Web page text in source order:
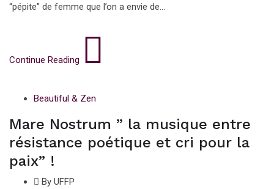
“pépite” de femme que l’on a envie de...
Continue Reading
Beautiful & Zen
Mare Nostrum ” la musique entre
résistance poétique et cri pour la
paix” !
By UFFP